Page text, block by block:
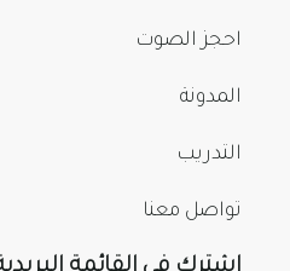
احجز الصوت
المدونة
التدريب
تواصل معنا